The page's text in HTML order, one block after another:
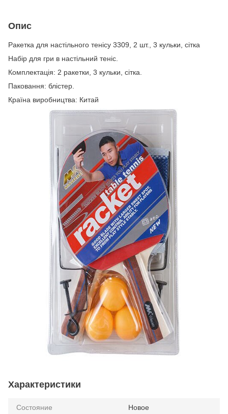
Опис
Ракетка для настільного тенісу 3309, 2 шт., 3 кульки, сітка
Набір для гри в настільний теніс.
Комплектація: 2 ракетки, 3 кульки, сітка.
Паковання: блістер.
Країна виробництва: Китай
Характеристики
Состояние Новое